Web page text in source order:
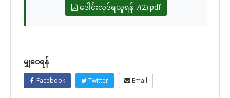
ဒေါင်းလုဒ်ရယူရန် 7(2).pdf
မျှဝေရန်
Facebook Twitter Email